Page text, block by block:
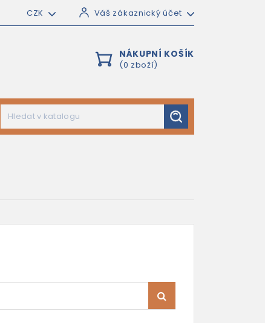
CZK Váš zákaznický účet
NÁKUPNÍ KOŠÍK
(0 zboží)